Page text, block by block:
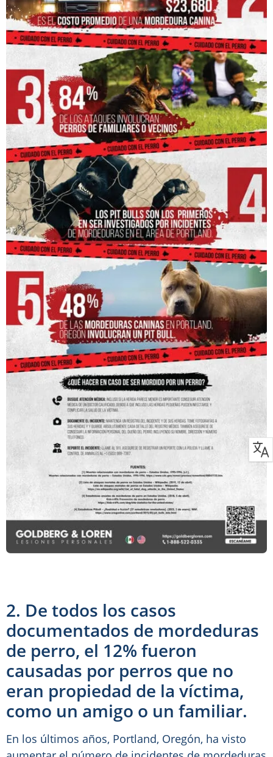
2. De todos los casos
documentados de mordeduras
de perro, el 12% fueron
causadas por perros que no
eran propiedad de la víctima,
como un amigo o un familiar.
En los últimos años, Portland, Oregón, ha visto